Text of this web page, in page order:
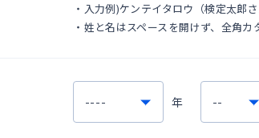
・ 入力例)ケンテイタロウ（検定太郎さ
・ 姓と名はスペースを開けず、全角カ
年